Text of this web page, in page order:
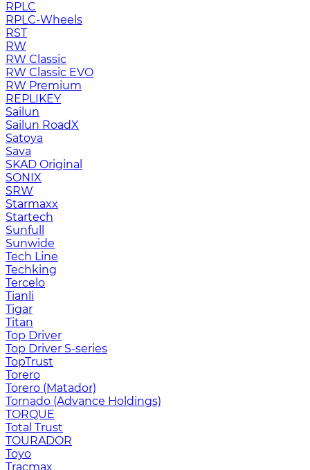
RPLC
RPLC-Wheels
RST
RW
RW Classic
RW Classic EVO
RW Premium
RЕPLIKEY
Sailun
Sailun RoadX
Satoya
Sava
SKAD Original
SONIX
SRW
Starmaxx
Startech
Sunfull
Sunwide
Tech Line
Techking
Tercelo
Tianli
Tigar
Titan
Top Driver
Top Driver S-series
TopTrust
Torero
Torero (Matador)
Tornado (Advance Holdings)
TORQUE
Total Trust
TOURADOR
Toyo
Tracmax